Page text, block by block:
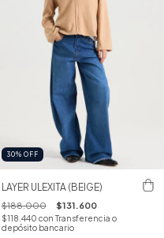
30% OFF
LAYER ULEXITA (BEIGE)
$188.000 $131.600
$118.440 con Transferencia o
depósito bancario